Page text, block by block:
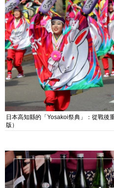
日本高知縣的「Yosakoi祭典」：從戰後
版）